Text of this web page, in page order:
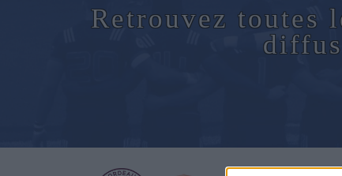
Retrouvez toutes